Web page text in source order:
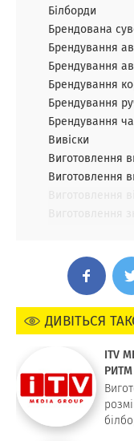
Білборди
Брендована
Брендування
Брендування
Брендування
Брендування
Брендування
Вивіски
Виготовлення
Виготовлення
ДИВІТЬСЯ
ITV
РИТМ